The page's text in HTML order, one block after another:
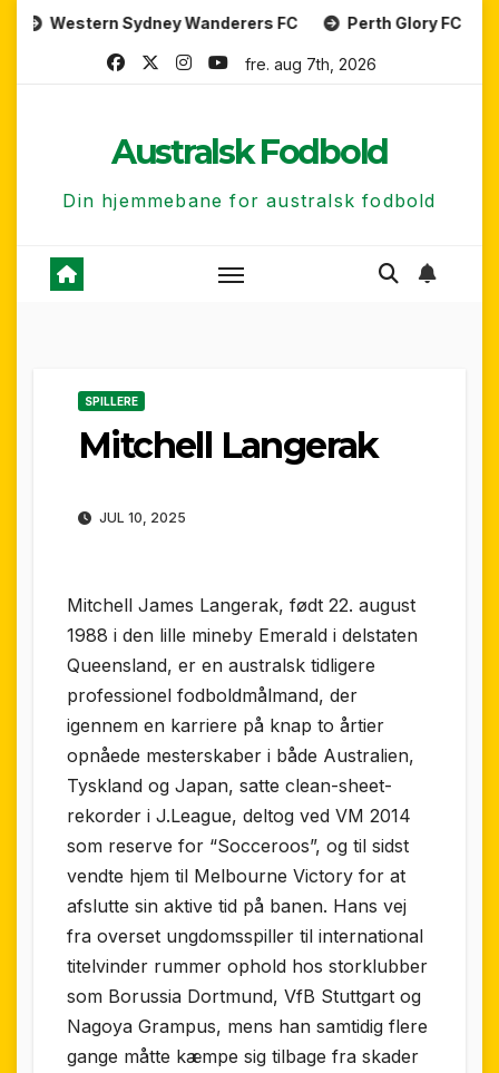
SkipSydney Wanderers FC Perth Glory FC Central
fre. aug 7th, 2026
Australsk Fodbold
Din hjemmebane for australsk fodbold
SPILLERE
Mitchell Langerak
JUL 10, 2025
Mitchell James Langerak, født 22. august
1988 i den lille mineby Emerald i delstaten
Queensland, er en australsk tidligere
professionel fodboldmålmand, der
igennem en karriere på knap to årtier
opnåede mesterskaber i både Australien,
Tyskland og Japan, satte clean-sheet-
rekorder i J.League, deltog ved VM 2014
som reserve for “Socceroos”, og til sidst
vendte hjem til Melbourne Victory for at
afslutte sin aktive tid på banen. Hans vej
fra overset ungdomsspiller til international
titelvinder rummer ophold hos storklubber
som Borussia Dortmund, VfB Stuttgart og
Nagoya Grampus, mens han samtidig flere
gange måtte kæmpe sig tilbage fra skader